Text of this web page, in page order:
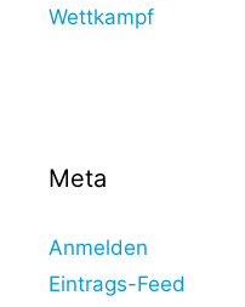
Wettkampf
Meta
Anmelden
Eintrags-Feed